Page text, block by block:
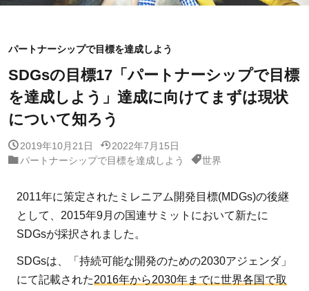
パートナーシップで目標を達成しよう
SDGsの目標17「パートナーシップで目標
を達成しよう」達成に向けてまずは現状
について知ろう
2019年10月21日
2022年7月15日
パートナーシップで目標を達成しよう
世界
2011年に策定されたミレニアム開発目標(MDGs)の後継
として、2015年9月の国連サミットにおいて新たに
SDGsが採択されました。
SDGsは、「持続可能な開発のための2030アジェンダ」
にて記載された2016年から2030年までに世界各国で取